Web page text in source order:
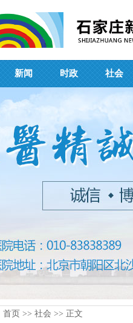
新闻 时政 社会
首页 >> 社会 >> 正文